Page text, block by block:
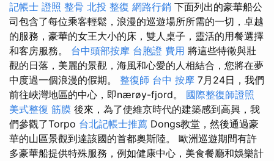
記帳士 證照 整骨 北投 整復 網路行銷 下面列出的豪華船公
司包含了每位乘客輕鬆，浪漫的巡遊場所所需的一切，卓越
的服務，豪華的女王大小的床，雙人桌子，靈活的用餐選擇
和客房服務。 台中頭部按摩 台胞證 費用 將這些特徵與壯
觀的日落，美麗的景觀，海風和心愛的人相結合，您將在夢
中度過一個浪漫的假期。 整復師 台中 按摩 7月24日，我們
前往峽灣地區的中心，即nærøy-fjord。 國際整復師證照
美式整復 筋膜 後來，為了使維京時代的建築感到高興，我
們參觀了Torpo 台北記帳士推薦 Dongs教堂，然後通過豪
華的山區景觀到達該國的首都奧斯陸。 歐洲巡遊期間有許
多豪華船提供特殊服務，例如健康中心，美食餐廳和娛樂計